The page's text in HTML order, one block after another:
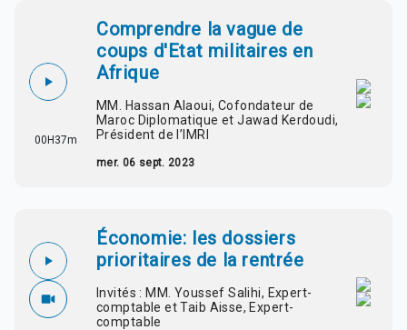
00H37m
Comprendre la vague de
coups d'Etat militaires en
Afrique
MM. Hassan Alaoui, Cofondateur de
Maroc Diplomatique et Jawad Kerdoudi,
Président de l’IMRI
mer. 06 sept. 2023
Économie: les dossiers
prioritaires de la rentrée
Invités : MM. Youssef Salihi, Expert-
comptable et Taib Aisse, Expert-
comptable